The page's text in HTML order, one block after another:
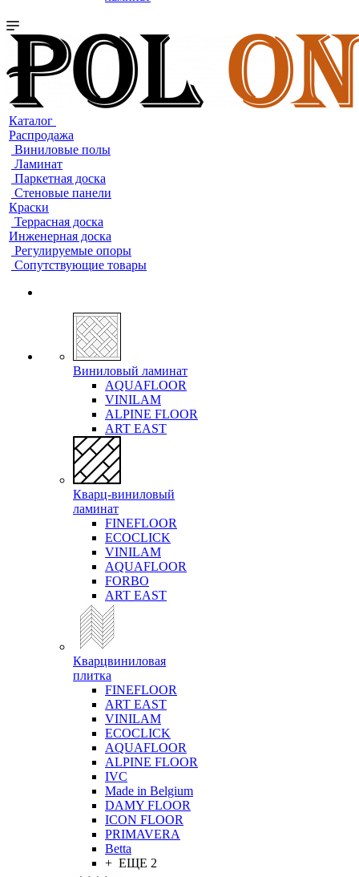
Каталог
Распродажа
Виниловые полы
Ламинат
Паркетная доска
Стеновые панели
Краски
Террасная доска
Инженерная доска
Регулируемые опоры
Сопутствующие товары
Виниловый ламинат
AQUAFLOOR
VINILAM
ALPINE FLOOR
ART EAST
Кварц-виниловый
ламинат
FINEFLOOR
ECOCLICK
VINILAM
AQUAFLOOR
FORBO
ART EAST
Кварцвиниловая
плитка
FINEFLOOR
ART EAST
VINILAM
ECOCLICK
AQUAFLOOR
ALPINE FLOOR
IVC
Made in Belgium
DAMY FLOOR
ICON FLOOR
PRIMAVERA
Betta
+ ЕЩЕ 2